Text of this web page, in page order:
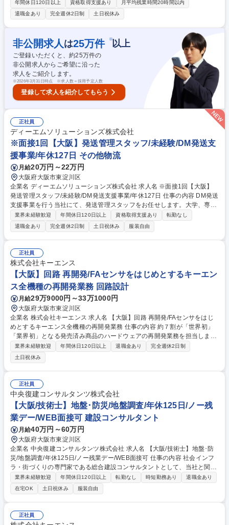
営業をお任せします。入社後に専門知識を身に着けながら、需要インフラ
であるインターネットに携われる環境です♪ 【具体的には】(1)顧客の要望
に対し、ヒアリングを行い、最適な機器やシステムを提案。当社の技術者
と共同で、インターネット業界の市場動向を踏まえながら、顧客のネット
ワークの最適化を提案(2)見積作成や契約手続きまで ★最初は先輩社員が
丁寧に教えるのでご安心を！ 【やりがい】インターネットは近年重要イン
フラであることから、当社の提案する製品やサービスが、より高品質に繋
がり、世の中の発展に貢献できます！ 募集職種 大阪【ルート営業】未経
験OK/上場企業/年休125/賞与4.5ヶ月/インフラ◎
年間休日120日以上 資格取得支援あり
月平均残業時間20時間以内
退職金あり
完全週休2日制 土日祝休み
非公開求人 は25万件 ※以上
ご登録いただくと、約25万件の
非公開求人からご希望に沿った
求人をご紹介します。
※2026年3月31日時点 ※求人数＝採用予定人数
登録して求人を紹介してもらう
正社員
ディーエムソリューションズ株式会社
※面接1回【大阪】発送管理スタッフ/未経験/DM発送支
援事業/年休127日 その他物流
月給20万円～22万円
大阪府大阪市東淀川区
企業名 ディーエムソリューションズ株式会社 求人名 ※面接1回【大阪】
発送管理スタッフ/未経験/DM発送支援事業/年休127日 仕事の内容 DM発送
支援事業を行う当社にて、発送管理スタッフをお任せします。大学、専門
学校、出版社、通販会社などのダイレクトメール（DM）発送の代行業務
になります。 ＜具体的内容＞ ■オーダーの受領 ■スタッフ配置 ■作業説明
■サポート・改善 募集職種 ※面接1回【大阪】発送管理スタッフ/未経験/D
M発送支援事業/年休127日
業界未経験歓迎 年間休日120日以上 資格取得支援あり
転勤なし
退職金あり
完全週休2日制 土日祝休み 服装自由
正社員
株式会社キーエンス
【大阪】回路 再開発/FAセンサをはじめとするキーエン
ス全機種の再開発業務 回路設計
月給29万9000円～33万1000円
大阪府大阪市東淀川区
企業名 株式会社キーエンス 求人名 【大阪】回路 再開発/FAセンサをはじ
めとするキーエンス全機種の再開発業務 仕事の内容 約７割が「世界初」
「業界初」となる発売済み商品のハードウェアの再開発業務を担当しま
す。FAセンサをはじめ、精密測定機器、顕微鏡、画像処理機器、PLCなど
キーエンスの全ての機種の再開発に携わります。 【詳細】発売済み商品に
使用されている電子部品の廃番・4M変更対応やコストダウンのための再
開発業務がメインの業務となります。 部品選定・回路設計・動作検証など
から、プロジェクトの管理までを担当します。 【キャリアパス例】複数の
プロジェクトに担当として業務を経験した後、大規模な再設計案件のプロ
ジェクトマネージャーを目指します 募集職種 【大阪】回路 再開発/FAセン
サをはじめとするキーエンス全機種の再開発業務
業界未経験歓迎 年間休日120日以上 退職金あり
完全週休2日制
土日祝休み
正社員
中央復建コンサルタンツ株式会社
【大阪/技術士】地盤･防災/地盤調査/年休125日/ノー残
業デー/WEB面接可 建設コンサルタント
月給40万円～60万円
大阪府大阪市東淀川区
企業名 中央復建コンサルタンツ株式会社 求人名 【大阪/技術士】地盤･防
災/地盤調査/年休125日/ノー残業デー/WEB面接可 仕事の内容 社会インフ
ラ・街づくりの専門家である総合建設コンサルタントとして、当社と関わ
る地域の成長を支え、地盤分野の技術者としてご活躍いただける方を募集
します。 【事業内容】 わが国では、これまでも山や水を治めることに多
大な労力が費やされてきました。しかし、未だ十分な整備であるとは言え
ません。社会的な情勢も踏まえつつ、豊かな国土の保持と安全・安心な暮
らしを守るために、ハード・ソフトの両面から地盤（土質・地質）の技術
を通じて社会に貢献していきます。 ※変更の範囲：当社業務全般 募集職
業界未経験歓迎 年間休日120日以上 転勤なし 時短勤務あり
退職金あり
在宅OK
土日祝休み 服装自由
正社員